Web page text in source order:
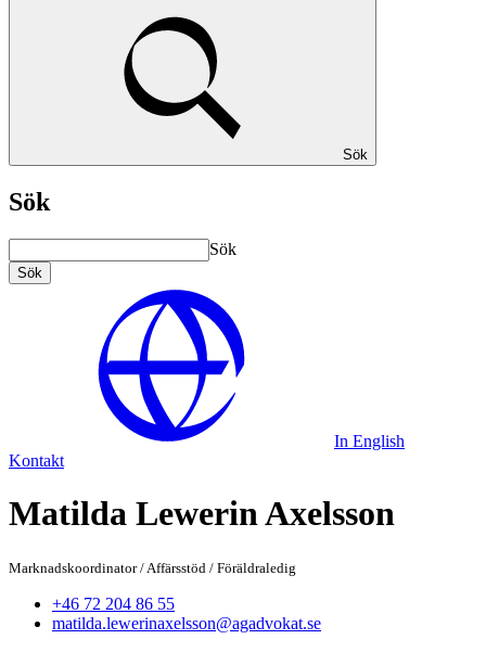
Sök
Sök
Sök
Sök
In English
Kontakt
Matilda Lewerin Axelsson
Marknadskoordinator/ Affärsstöd / Föräldraledig
+46 72 204 86 55
matilda.lewerinaxelsson@agadvokat.se